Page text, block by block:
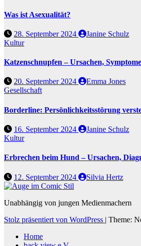
Was ist Asexualität?
28. September 2024
Janine Schulz
Kultur
Katzenschnupfen – Ursachen,
20. September 2024
Emma Jones
Gesellschaft
Borderline: Persönlichkeitsstörung
16. September 2024
Janine Schulz
Kultur
Erbrechen beim Hund – Ursachen,
12. September 2024 Silvia Hertz
Unabhängig von jungen Medienmachern
Stolz präsentiert von WordPress | Theme:
Home